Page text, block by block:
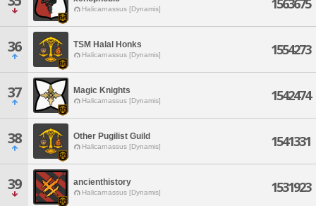
Halicarnassus [Dynamis] 1563675
36 TSM Halal Honks
Halicarnassus [Dynamis] 1554273
37 Magic Knights
Halicarnassus [Dynamis] 1542474
38 Other Pugilist Guild
Halicarnassus [Dynamis] 1541331
39 ancienthistory
Halicarnassus [Dynamis] 1531923